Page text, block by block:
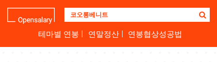
업
명
테마별 연봉 연말정산 연봉협상성공법